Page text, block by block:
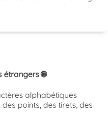
🌐
alphabétiques
points, des tirets, des